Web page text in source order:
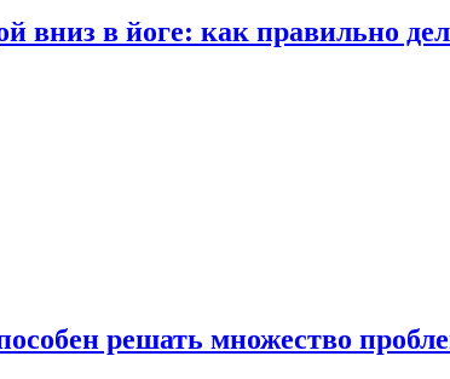
вниз в йоге: как правильно
решать множество